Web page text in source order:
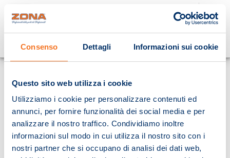
Consenso Dettagli Informazioni sui cookie
Questo sito web utilizza i cookie
Utilizziamo i cookie per personalizzare contenuti ed
annunci, per fornire funzionalità dei social media e per
analizzare il nostro traffico. Condividiamo inoltre
informazioni sul modo in cui utilizza il nostro sito con i
nostri partner che si occupano di analisi dei dati web,
Cosa stai cercando?